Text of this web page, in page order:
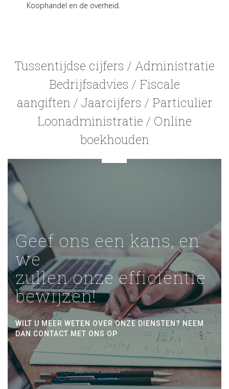
Koophandel en de overheid.
Tussentijdse cijfers / Administratie
Bedrijfsadvies / Fiscale
aangiften / Jaarcijfers / Particulier
Loonadministratie / Online
boekhouden
Geef ons een kans, en
we
zullen onze efficiëntie
bewijzen!
WILT U MEER WETEN OVER ONZE DIENSTEN? NEEM
DAN CONTACT MET ONS OP